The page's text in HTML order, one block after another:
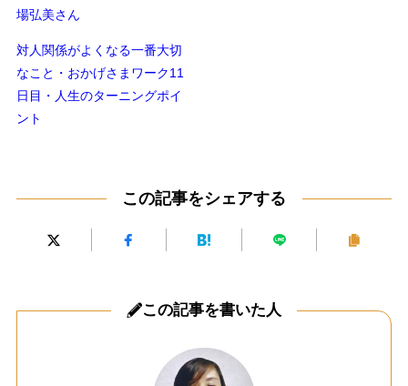
場弘美さん
対人関係がよくなる一番大切
なこと・おかげさまワーク11
日目・人生のターニングポイ
ント
この記事をシェアする
この記事を書いた人